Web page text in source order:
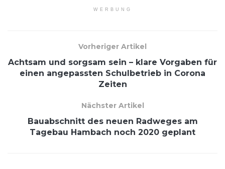
WERBUNG
Vorheriger Artikel
Achtsam und sorgsam sein – klare Vorgaben für
einen angepassten Schulbetrieb in Corona
Zeiten
Nächster Artikel
Bauabschnitt des neuen Radweges am
Tagebau Hambach noch 2020 geplant